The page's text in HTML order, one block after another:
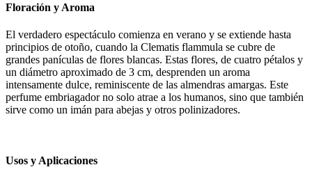
Floración y Aroma
El verdadero espectáculo comienza en verano y se extiende hasta
principios de otoño, cuando la Clematis flammula se cubre de
grandes panículas de flores blancas. Estas flores, de cuatro pétalos y
un diámetro aproximado de 3 cm, desprenden un aroma
intensamente dulce, reminiscente de las almendras amargas. Este
perfume embriagador no solo atrae a los humanos, sino que también
sirve como un imán para abejas y otros polinizadores.
Usos y Aplicaciones